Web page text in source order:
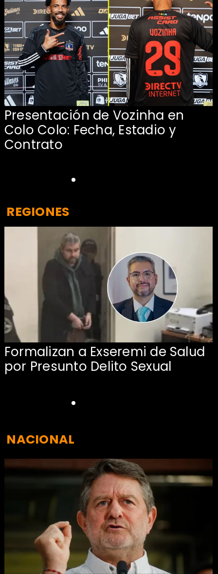
Presentación de Vozinha en
Colo Colo: Fecha, Estadio y
Contrato
Formalizan a Exseremi de Salud
por Presunto Delito Sexual
REGIONES
NACIONAL